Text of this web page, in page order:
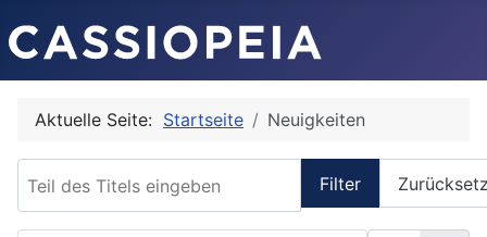
Aktuelle Seite: Startseite Neuigkeiten
Filter